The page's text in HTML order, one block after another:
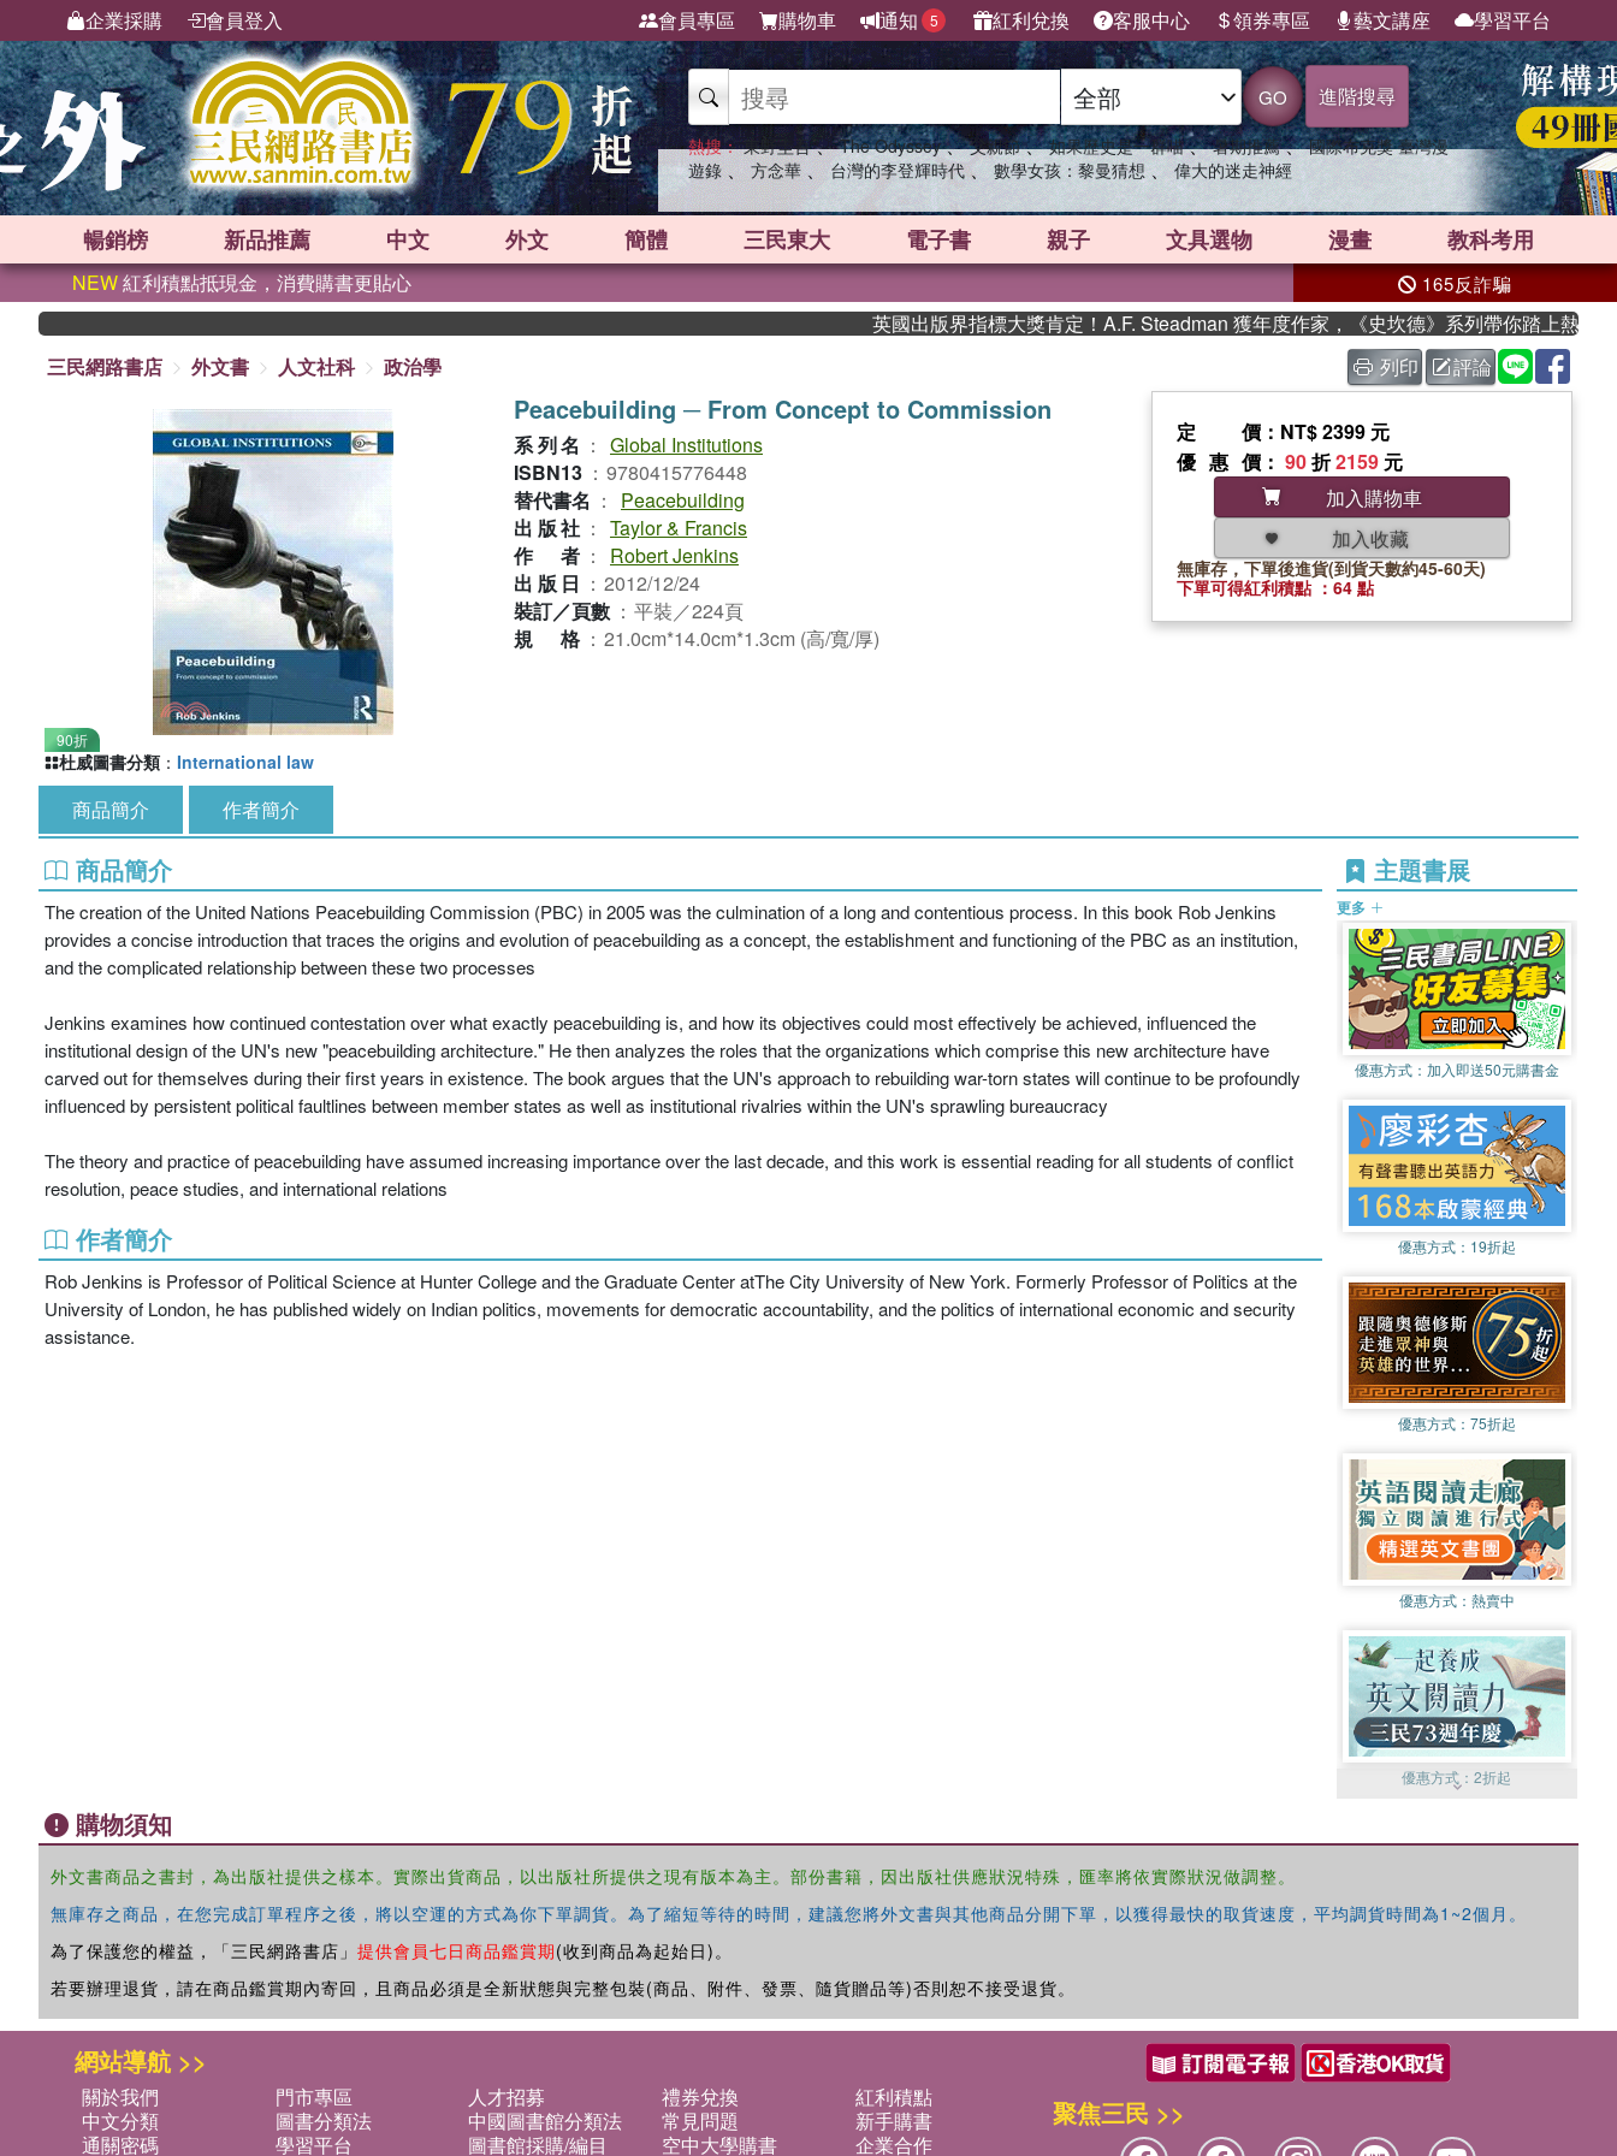
企業採購 會員登入 會員專區 購物車 通知 5 紅利兌換 客服中心 領券專區 藝文講座 學習平台
GO 進階搜尋
熱搜： 東野圭吾 、 The Odyssey 、 父親節 、 如果歷史是一群喵 、 暑期推薦 、 國際布克獎 臺灣漫
遊錄 、 方念華 、 台灣的李登輝時代 、 數學女孩：黎曼猜想 、 偉大的迷走神經
暢銷榜 新品推薦 中文 外文 簡體 三民東大 電子書 親子 文具選物 漫畫 教科考用
NEW紅利積點抵現金，消費購書更貼心 165反詐騙
英國出版界指標大獎肯定！A.F. Steadman 獲年度作家，《史坎德》系列帶你踏上熱血奇幻旅
三民網路書店
外文書 人文社科 政治學 列印 評論
90折
Peacebuilding ─ From Concept to Commission
系列名 ： Global Institutions
ISBN13 ： 9780415776448
替代書名 ：
Peacebuilding
出版社 ： Taylor & Francis
作者 ：
Robert Jenkins
出版日 ： 2012/12/24
裝訂／頁數 ： 平裝／224頁
規格 ： 21.0cm*14.0cm*1.3cm (高/寬/厚)
定價 ：NT$ 2399 元
優惠價 ： 90折2159 元
加入購物車
加入收藏
無庫存，下單後進貨(到貨天數約45-60天)
下單可得紅利積點 ：64 點
杜威圖書分類 ： International law
商品簡介 作者簡介
商品簡介
The creation of the United Nations Peacebuilding Commission (PBC) in 2005 was the culmination of a long and contentious process. In this book Rob Jenkins
provides a concise introduction that traces the origins and evolution of peacebuilding as a concept, the establishment and functioning of the PBC as an institution,
and the complicated relationship between these two processes
Jenkins examines how continued contestation over what exactly peacebuilding is, and how its objectives could most effectively be achieved, influenced the
institutional design of the UN's new "peacebuilding architecture." He then analyzes the roles that the organizations which comprise this new architecture have
carved out for themselves during their first years in existence. The book argues that the UN's approach to rebuilding war-torn states will continue to be profoundly
influenced by persistent political faultlines between member states as well as institutional rivalries within the UN's sprawling bureaucracy
The theory and practice of peacebuilding have assumed increasing importance over the last decade, and this work is essential reading for all students of conflict
resolution, peace studies, and international relations
作者簡介
Rob Jenkins is Professor of Political Science at Hunter College and the Graduate Center atThe City University of New York. Formerly Professor of Politics at the
University of London, he has published widely on Indian politics, movements for democratic accountability, and the politics of international economic and security
assistance.
主題書展
更多
優惠方式： 加入即送50元購書金
優惠方式： 19折起
優惠方式： 75折起
優惠方式： 熱賣中
優惠方式：2折起
購物須知
外文書商品之書封，為出版社提供之樣本。實際出貨商品，以出版社所提供之現有版本為主。部份書籍，因出版社供應狀況特殊，匯率將依實際狀況做調整。
無庫存之商品，在您完成訂單程序之後，將以空運的方式為你下單調貨。為了縮短等待的時間，建議您將外文書與其他商品分開下單，以獲得最快的取貨速度，平均調貨時間為1~2個月。
為了保護您的權益，「三民網路書店」 提供會員七日商品鑑賞期(收到商品為起始日)。
若要辦理退貨，請在商品鑑賞期內寄回，且商品必須是全新狀態與完整包裝(商品、附件、發票、隨貨贈品等)否則恕不接受退貨。
網站導航 >>
關於我們 門市專區 人才招募 禮券兌換
紅利積點
中文分類
圖書分類法 中國圖書館分類法 常見問題
新手購書
通關密碼
學習平台 圖書館採購/編目 空中大學購書
企業合作
聚焦三民 >>